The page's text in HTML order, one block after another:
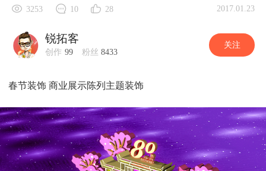
3253 10 28 2017.01.23
锐拓客
创作 99 粉丝 8433
关注
春节装饰 商业展示陈列主题装饰